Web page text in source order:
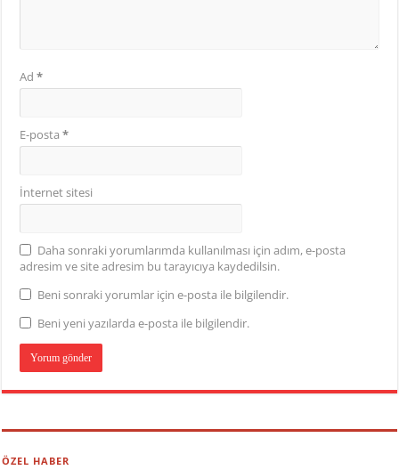
Ad*
E-posta*
İnternet sitesi
Daha sonraki yorumlarımda kullanılması için adım, e-posta
adresim ve site adresim bu tarayıcıya kaydedilsin.
Beni sonraki yorumlar için e-posta ile bilgilendir.
Beni yeni yazılarda e-posta ile bilgilendir.
ÖZEL HABER